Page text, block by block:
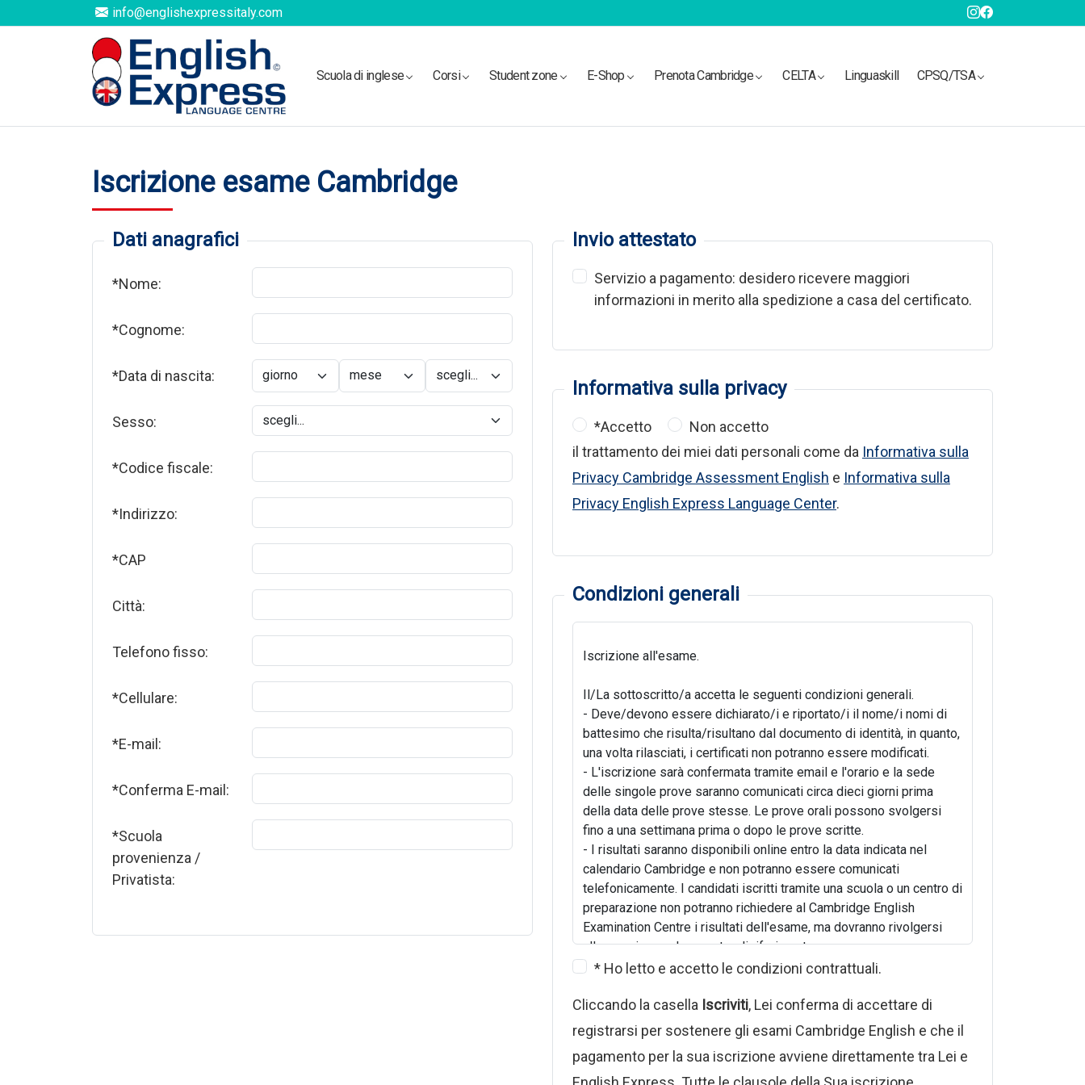
info@englishexpressitaly.com
Scuola di inglese Corsi Student zone E-Shop Prenota Cambridge CELTA Linguaskill CPSQ/TSA
Iscrizione esame Cambridge
Dati anagrafici
*Nome:
*Cognome:
*Data di nascita:
Sesso:
*Codice fiscale:
*Indirizzo:
*CAP
Città:
Telefono fisso:
*Cellulare:
*E-mail:
*Conferma E-mail:
*Scuola
provenienza /
Privatista:
Invio attestato
Servizio a pagamento: desidero ricevere maggiori
informazioni in merito alla spedizione a casa del certificato.
Informativa sulla privacy
*Accetto
Non accetto
il trattamento dei miei dati personali come da Informativa sulla
Privacy Cambridge Assessment English e Informativa sulla
Privacy English Express Language Center.
Condizioni generali
Iscrizione all'esame.
Il/La sottoscritto/a accetta le seguenti condizioni generali.
- Deve/devono essere dichiarato/i e riportato/i il nome/i nomi di
battesimo che risulta/risultano dal documento di identità, in quanto,
una volta rilasciati, i certificati non potranno essere modificati.
- L'iscrizione sarà confermata tramite email e l'orario e la sede
delle singole prove saranno comunicati circa dieci giorni prima
della data delle prove stesse. Le prove orali possono svolgersi
fino a una settimana prima o dopo le prove scritte.
- I risultati saranno disponibili online entro la data indicata nel
calendario Cambridge e non potranno essere comunicati
telefonicamente. I candidati iscritti tramite una scuola o un centro di
preparazione non potranno richiedere al Cambridge English
Examination Centre i risultati dell'esame, ma dovranno rivolgersi
alla propria scuola o centro di riferimento.
- I certificati verranno rilasciati circa un mese dopo i risultati e
- I candidati che non si presenteranno nel luogo e nell'ora indicati
per l'esame perderanno il diritto di sostenerlo e non potranno
chiedere il rimborso della quota d'iscrizione. Soltanto i candidati
impossibilitati a sostenere gli esami per motivi di salute potranno
chiedere il rimborso parziale della tassa di iscrizione (circa il 50%),
* Ho letto e accetto le condizioni contrattuali.
Cliccando la casella Iscriviti, Lei conferma di accettare di
registrarsi per sostenere gli esami Cambridge English e che il
pagamento per la sua iscrizione avviene direttamente tra Lei e